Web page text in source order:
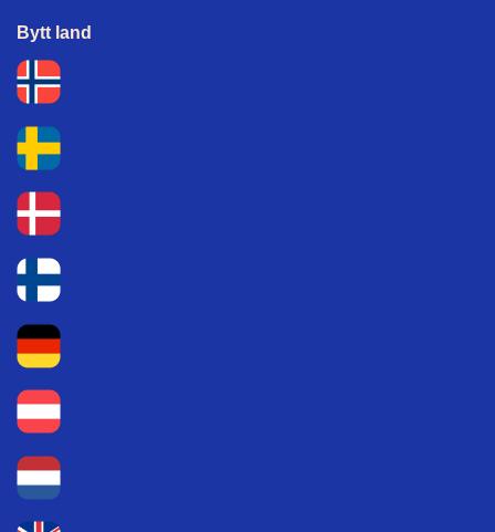
Bytt land